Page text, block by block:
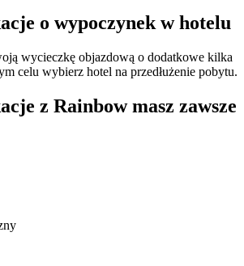
o wypoczynek w hotelu
wycieczkę objazdową o dodatkowe kilka
celu wybierz hotel na przedłużenie pobytu.
z Rainbow masz zawsze